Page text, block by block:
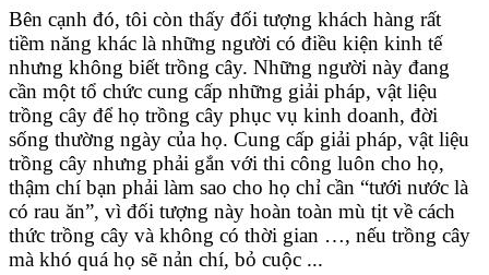
Bên cạnh đó, tôi còn thấy đối tượng khách hàng rất
tiềm năng khác là những người có điều kiện kinh tế
nhưng không biết trồng cây. Những người này đang
cần một tổ chức cung cấp những giải pháp, vật liệu
trồng cây để họ trồng cây phục vụ kinh doanh, đời
sống thường ngày của họ. Cung cấp giải pháp, vật liệu
trồng cây nhưng phải gắn với thi công luôn cho họ,
thậm chí bạn phải làm sao cho họ chỉ cần “tưới nước là
có rau ăn”, vì đối tượng này hoàn toàn mù tịt về cách
thức trồng cây và không có thời gian …, nếu trồng cây
mà khó quá họ sẽ nản chí, bỏ cuộc ...